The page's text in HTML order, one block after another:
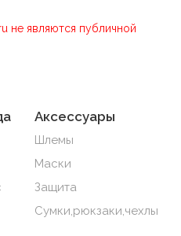
не являются публичной
Аксессуары
Шлемы
Маски
Защита
Сумки,рюкзаки,чехлы